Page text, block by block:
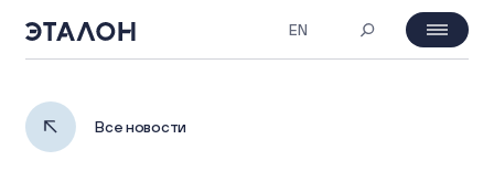
EN
MOEX: ETLN
₽ 23.44 2%
Все новости